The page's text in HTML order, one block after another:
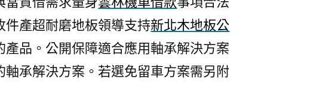
產超耐磨地板領導支持新北木地板公
品。公開保障適合應用軸承解決方案
軸承解決方案。若選免留車方案需另附